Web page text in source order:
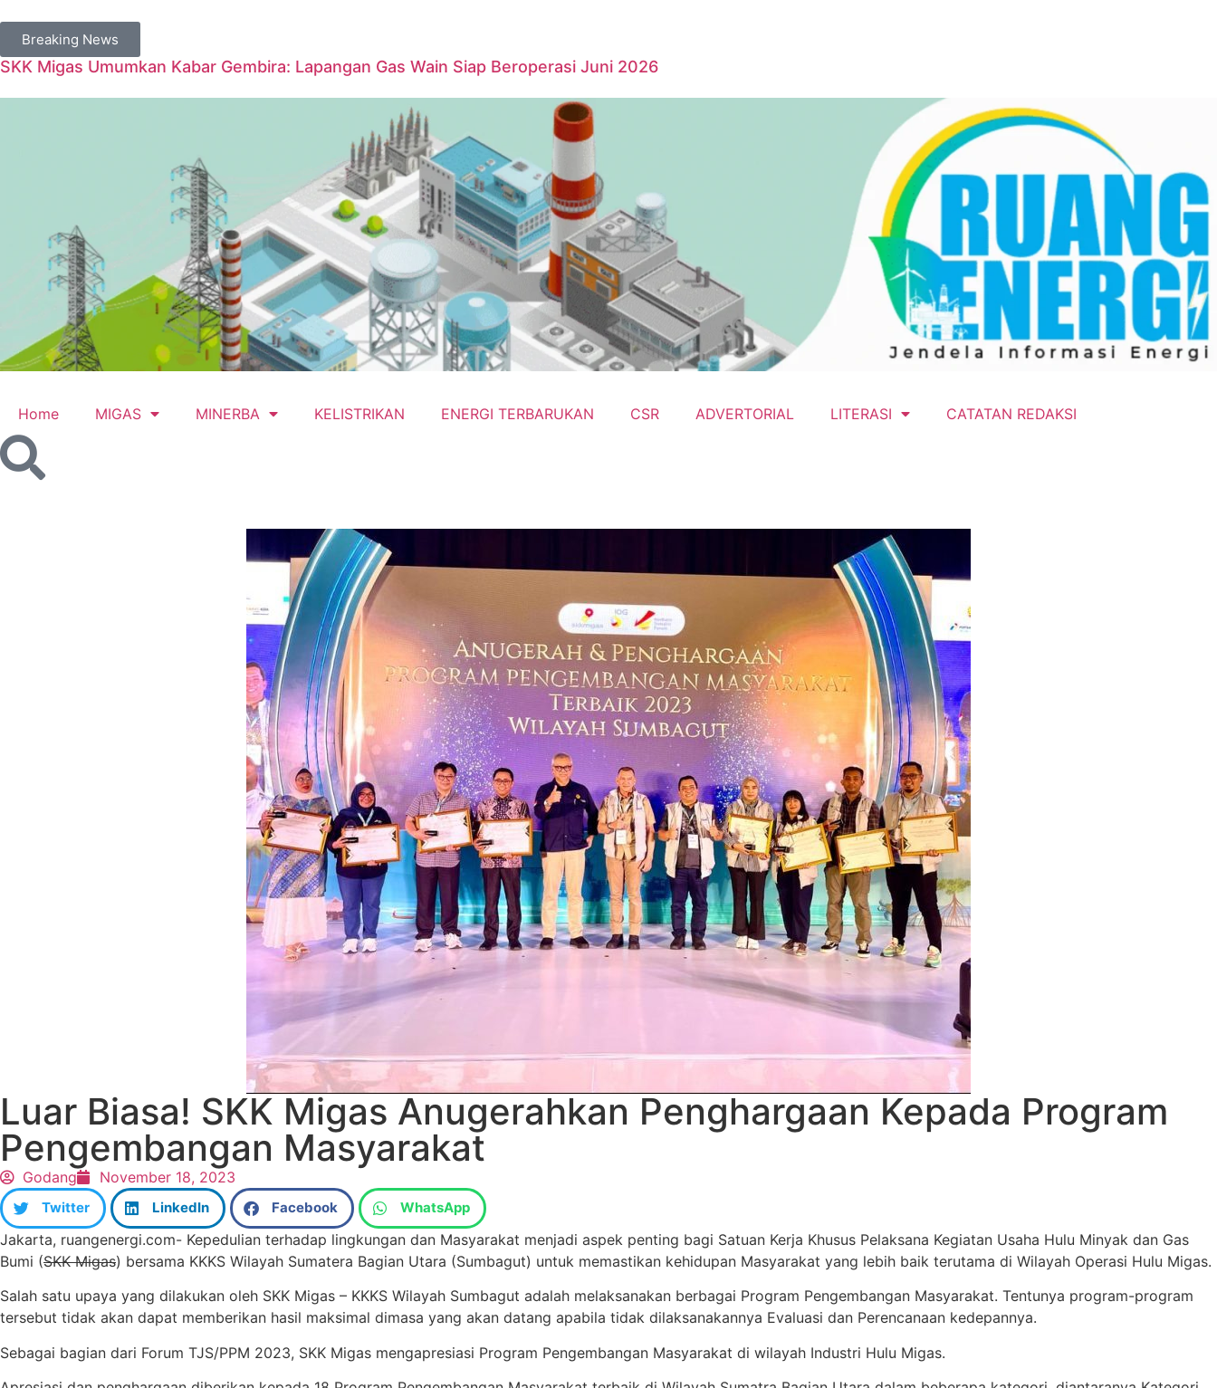
Breaking News
SKK Migas Umumkan Kabar Gembira: Lapangan Gas Wain Siap Beroperasi Juni 2026
Home MIGAS MINERBA KELISTRIKAN ENERGI TERBARUKAN CSR ADVERTORIAL LITERASI CATATAN REDAKSI
Luar Biasa! SKK Migas Anugerahkan Penghargaan Kepada Program
Pengembangan Masyarakat
Godang November 18, 2023
Twitter LinkedIn Facebook WhatsApp
Jakarta, ruangenergi.com- Kepedulian terhadap lingkungan dan Masyarakat menjadi aspek penting bagi Satuan Kerja Khusus Pelaksana Kegiatan Usaha Hulu Minyak dan Gas
Bumi (SKK Migas) bersama KKKS Wilayah Sumatera Bagian Utara (Sumbagut) untuk memastikan kehidupan Masyarakat yang lebih baik terutama di Wilayah Operasi Hulu Migas.
Salah satu upaya yang dilakukan oleh SKK Migas – KKKS Wilayah Sumbagut adalah melaksanakan berbagai Program Pengembangan Masyarakat. Tentunya program-program
tersebut tidak akan dapat memberikan hasil maksimal dimasa yang akan datang apabila tidak dilaksanakannya Evaluasi dan Perencanaan kedepannya.
Sebagai bagian dari Forum TJS/PPM 2023, SKK Migas mengapresiasi Program Pengembangan Masyarakat di wilayah Industri Hulu Migas.